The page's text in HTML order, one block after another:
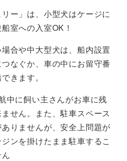
リー」は、小型犬はケージに
室への入室OK！
合や中大型犬は、船内設置
なぐか、車の中にお留守番
きます。
中に飼い主さんがお車に残
せん。また、駐車スペース
りませんが、安全上問題が
ンを掛けたまま駐車するこ